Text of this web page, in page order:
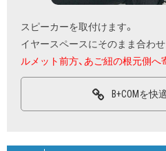
スピーカーを取付けます。
イヤースペースにそのまま合わせ
ルメット前方、あご紐の根元側へ
B+COMを快